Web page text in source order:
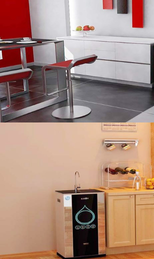
MÁY LỌC NƯỚC KAROFI IRO 2.0
Chi phí khoảng 193 đ/lít
NƯỚC UỐNG ĐÓNG BÌNH
Chi phí khoảng 700-1500 đồng/lít